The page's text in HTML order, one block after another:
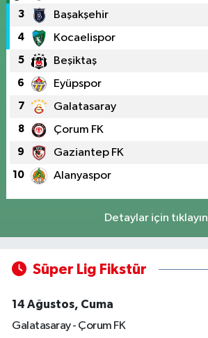
3 Başakşehir
4 Kocaelispor
5 Beşiktaş
6 Eyüpspor
7 Galatasaray
8 Çorum FK
9 Gaziantep FK
10 Alanyaspor
Detaylar için tıklayın
Süper Lig Fikstür
14 Ağustos, Cuma
Galatasaray - Çorum FK